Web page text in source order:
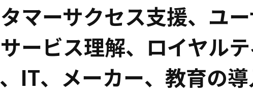
基盤
Work
マーサクセス支援、ユ
ービス理解、ロイヤル
IT、メーカー、教育の